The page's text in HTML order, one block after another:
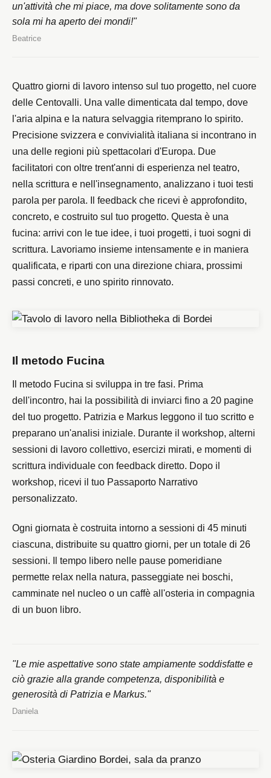
un'attività che mi piace, ma dove solitamente sono da
sola mi ha aperto dei mondi!"
Beatrice
Quattro giorni di lavoro intenso sul tuo progetto, nel cuore
delle Centovalli. Una valle dimenticata dal tempo, dove
l'aria alpina e la natura selvaggia ritemprano lo spirito.
Precisione svizzera e convivialità italiana si incontrano in
una delle regioni più spettacolari d'Europa. Due
facilitatori con oltre trent'anni di esperienza nel teatro,
nella scrittura e nell'insegnamento, analizzano i tuoi testi
parola per parola. Il feedback che ricevi è approfondito,
concreto, e costruito sul tuo progetto. Questa è una
fucina: arrivi con le tue idee, i tuoi progetti, i tuoi sogni di
scrittura. Lavoriamo insieme intensamente e in maniera
qualificata, e riparti con una direzione chiara, prossimi
passi concreti, e uno spirito rinnovato.
Il metodo Fucina
Il metodo Fucina si sviluppa in tre fasi. Prima
dell'incontro, hai la possibilità di inviarci fino a 20 pagine
del tuo progetto. Patrizia e Markus leggono il tuo scritto e
preparano un'analisi iniziale. Durante il workshop, alterni
sessioni di lavoro collettivo, esercizi mirati, e momenti di
scrittura individuale con feedback diretto. Dopo il
workshop, ricevi il tuo Passaporto Narrativo
personalizzato.
Ogni giornata è costruita intorno a sessioni di 45 minuti
ciascuna, distribuite su quattro giorni, per un totale di 26
sessioni. Il tempo libero nelle pause pomeridiane
permette relax nella natura, passeggiate nei boschi,
camminate nel nucleo o un caffè all'osteria in compagnia
di un buon libro.
"Le mie aspettative sono state ampiamente soddisfatte e
ciò grazie alla grande competenza, disponibilità e
generosità di Patrizia e Markus."
Daniela